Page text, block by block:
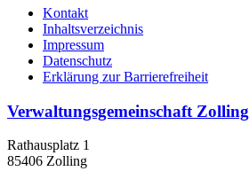
Kontakt
Inhaltsverzeichnis
Impressum
Datenschutz
Erklärung zur Barrierefreiheit
Verwaltungsgemeinschaft Zolling
Rathausplatz 1
85406 Zolling